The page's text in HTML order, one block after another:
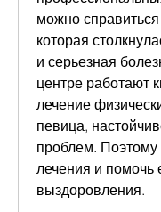
можно
которая
и серьезная
центре работают
лечение
певица,
проблем. Поэтому
лечения и помочь
выздоровления.